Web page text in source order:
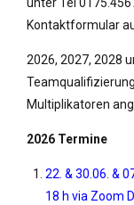
unter Tel
Kontaktformular
2026, 2027, 2028
Multiplikatoren
2026 Termine
22. & 30.06. &
18 h via Zoom